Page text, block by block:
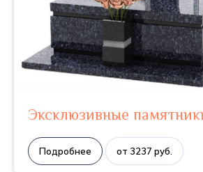
Эксклюзивные
Подробнее от 3237 руб.